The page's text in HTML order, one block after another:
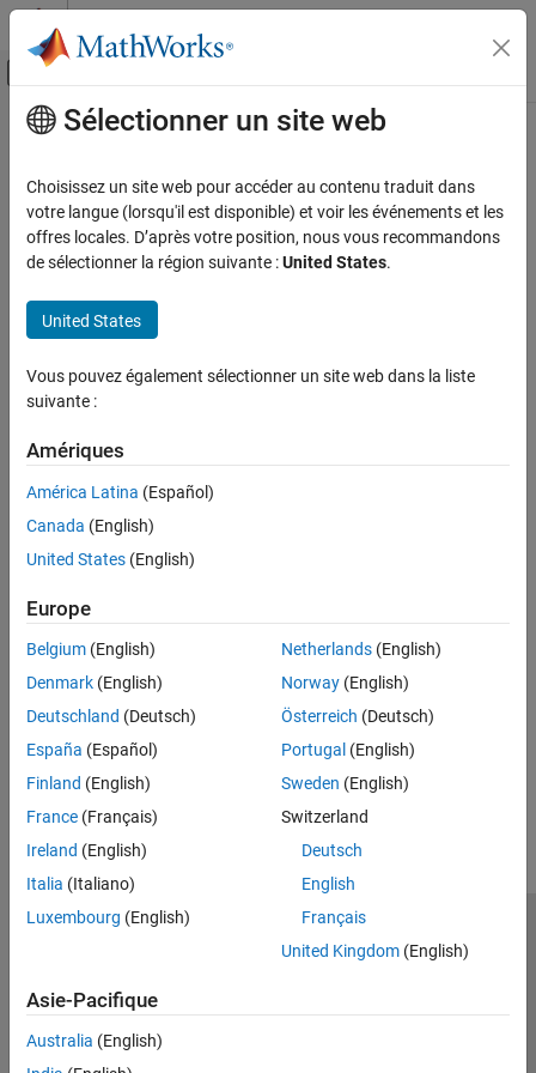
Passer au contenu
Activer/désactiver l'affichage du menu
Accueil de la documentation
Importation et analyse de données
Importation et exportation de données
Communication hardware et réseau
Hardware Arduino
Catégorie
Dispositifs I2C
Dispositifs SPI
Dispositifs série
Registres à décalage
Encodeurs en quadrature
Capteurs
Contenu principal
Dispositifs et protocoles de
communication
Lire et écrire des données sur des dispositifs 2C, SPI, série et CAN
connectés au hardware Arduino ®
CAN connectés au hardware Arduino.
Catégories
Lire et écrire des données sur des dispositifs I2C connectés au
hardware Arduino
Dispositifs SPI
Lire et écrire des données sur des dispositifs SPI connectés au
hardware Arduino
Lire et écrire des données sur des dispositifs série connectés au
Lire et écrire des messages CAN sur des shields CAN (cartes
d'extension CAN) sur du hardware Arduino
How useful was this information?
Sélectionner un site web
Choisissez un site web pour accéder au contenu traduit dans
votre langue (lorsqu'il est disponible) et voir les événements et les
offres locales. D’après votre position, nous vous recommandons
de sélectionner la région suivante :United States.
United States
Vous pouvez également sélectionner un site web dans la liste
suivante :
Amériques
América Latina (Español)
Canada (English)
United States (English)
Europe
Belgium (English)
Denmark (English)
Deutschland (Deutsch)
España (Español)
Finland (English)
France (Français)
Ireland (English)
Italia (Italiano)
Luxembourg (English)
Netherlands(English)
Norway(English)
Österreich (Deutsch)
Portugal (English)
Sweden (English)
Switzerland
Deutsch
English
Français
United Kingdom(English)
Asie-Pacifique
Australia (English)
© 1994-2026 The MathWorks, Inc.